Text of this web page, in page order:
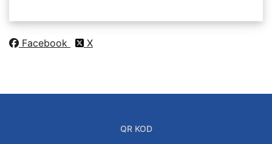
Facebook X
QR KOD